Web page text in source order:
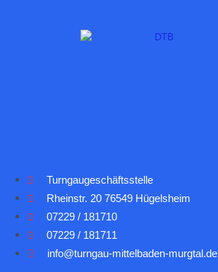
Turngaugeschäftsstelle
Rheinstr. 20 76549 Hügelsheim
07229 / 181710
07229 / 181711
info@turngau-mittelbaden-murgtal.de